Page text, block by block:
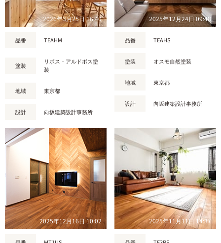
2026年3月25日 16:40
品番 TEAHM
塗装
リボス・アルドボス塗
装
地域 東京都
設計 向坂建築設計事務所
2025年12月24日 09:48
品番 TEAHS
塗装 オスモ自然塗装
地域 東京都
設計 向坂建築設計事務所
2025年12月16日 10:02 2025年11月11日 14:37